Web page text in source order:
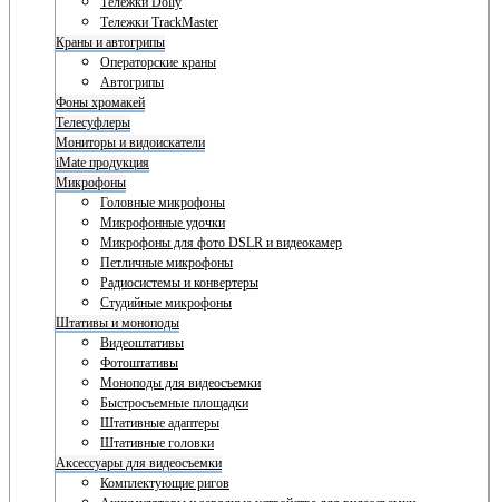
Тележки TrackMaster
Краны и автогрипы
Операторские краны
Автогрипы
Фоны хромакей
Телесуфлеры
Мониторы и видоискатели
iMate продукция
Микрофоны
Головные микрофоны
Микрофонные удочки
Микрофоны для фото DSLR и видеокамер
Петличные микрофоны
Радиосистемы и конвертеры
Студийные микрофоны
Штативы и моноподы
Видеоштативы
Фотоштативы
Моноподы для видеосъемки
Быстросъемные площадки
Штативные адаптеры
Штативные головки
Аксессуары для видеосъемки
Комплектующие ригов